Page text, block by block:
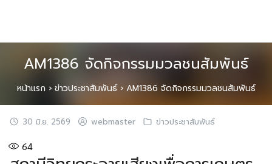
AM1386 จัดกิจกรรมมวลชนสัมพันธ์
หน้าแรก› ข่าวประชาสัมพันธ์› AM1386 จัดกิจกรรมมวลชนสัมพันธ์
30 มิ.ย. 2569 webmaster ข่าวประชาสัมพันธ์
64